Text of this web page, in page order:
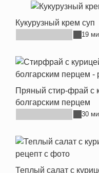
Кукурузный крем суп
19
Пряный стир-фрай с
болгарским перцем
30
Теплый салат с